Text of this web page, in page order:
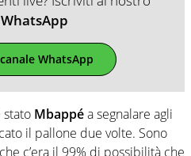
WhatsApp
WhatsApp
stato Mbappéa segnalare agli
il pallone due volte. Sono
c’era il 99% di possibilità che